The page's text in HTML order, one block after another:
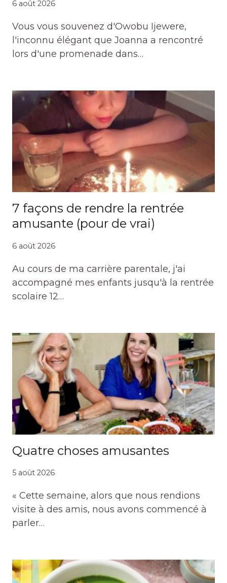
6 août 2026
Vous vous souvenez d'Owobu Ijewere,
l'inconnu élégant que Joanna a rencontré
lors d'une promenade dans…
7 façons de rendre la rentrée
amusante (pour de vrai)
6 août 2026
Au cours de ma carrière parentale, j'ai
accompagné mes enfants jusqu'à la rentrée
scolaire 12…
Quatre choses amusantes
5 août 2026
« Cette semaine, alors que nous rendions
visite à des amis, nous avons commencé à
parler…